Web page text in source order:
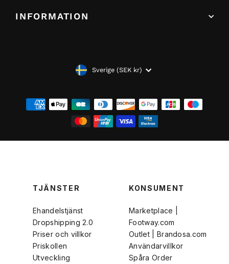
INFORMATION
VALUTASverige (SEK kr)
TJÄNSTER
Ehandelstjänst
Dropshipping 2.0
Priser och villkor
Priskollen
Utveckling
KONSUMENT
Marketplace |
Footway.com
Outlet | Brandosa.com
Användarvillkor
Spåra Order